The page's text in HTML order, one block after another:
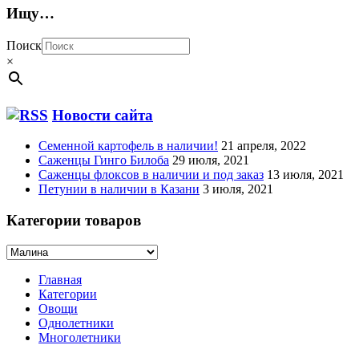
Ищу…
Поиск
×
Новости сайта
Семенной картофель в наличии! 21 апреля, 2022
Саженцы Гинго Билоба 29 июля, 2021
Саженцы флоксов в наличии и под заказ 13 июля, 2021
Петунии в наличии в Казани 3 июля, 2021
Категории товаров
Главная
Категории
Овощи
Однолетники
Многолетники